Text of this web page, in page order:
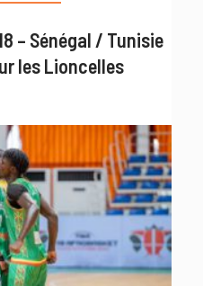
– Sénégal / Tunisie
les Lioncelles